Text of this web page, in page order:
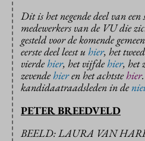
Dit is het negende deel van een
medewerkers van de VU die
gesteld voor de komende
eerste deel leest u hier, het
vierdehier, het vijfdehier, het
zevendehieren het achtstehier
kandidaatraadsleden in de
PETER BREEDVELD
BEELD: LAURA VAN